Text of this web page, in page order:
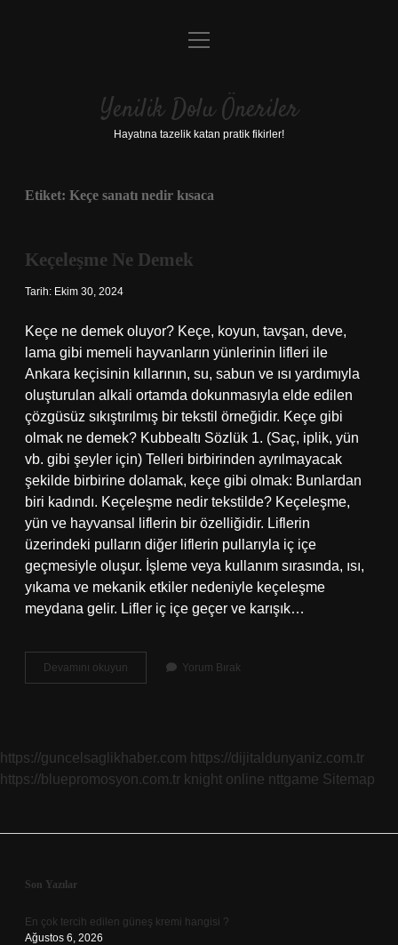
Anasayfa
Yasal Uyarı
menüyü
Yenilik Dolu Öneriler
Hayatına tazelik katan pratik fikirler!
Etiket: Keçe sanatı nedir kısaca
Keçeleşme Ne Demek
Tarih: Ekim 30, 2024
Keçe ne demek oluyor? Keçe, koyun, tavşan, deve,
lama gibi memeli hayvanların yünlerinin lifleri ile
Ankara keçisinin kıllarının, su, sabun ve ısı yardımıyla
oluşturulan alkali ortamda dokunmasıyla elde edilen
çözgüsüz sıkıştırılmış bir tekstil örneğidir. Keçe gibi
olmak ne demek? Kubbealtı Sözlük 1. (Saç, iplik, yün
vb. gibi şeyler için) Telleri birbirinden ayrılmayacak
şekilde birbirine dolamak, keçe gibi olmak: Bunlardan
biri kadındı. Keçeleşme nedir tekstilde? Keçeleşme,
yün ve hayvansal liflerin bir özelliğidir. Liflerin
üzerindeki pulların diğer liflerin pullarıyla iç içe
geçmesiyle oluşur. İşleme veya kullanım sırasında, ısı,
yıkama ve mekanik etkiler nedeniyle keçeleşme
meydana gelir. Lifler iç içe geçer ve karışık…
Devamını okuyun Keçeleşme
Ne
Yorum Bırak
https://guncelsaglikhaber.com https://dijitaldunyaniz.com.tr
https://bluepromosyon.com.tr knight online nttgame Sitemap
Sidebar
Son Yazılar
En çok tercih edilen güneş kremi hangisi ?
Ağustos 6, 2026